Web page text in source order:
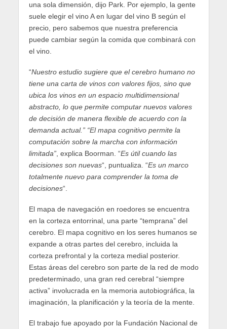
una sola dimensión, dijo Park. Por ejemplo, la gente
suele elegir el vino A en lugar del vino B según el
precio, pero sabemos que nuestra preferencia
puede cambiar según la comida que combinará con
el vino.
“Nuestro estudio sugiere que el cerebro humano no
tiene una carta de vinos con valores fijos, sino que
ubica los vinos en un espacio multidimensional
abstracto, lo que permite computar nuevos valores
de decisión de manera flexible de acuerdo con la
demanda actual.” “El mapa cognitivo permite la
computación sobre la marcha con información
limitada”, explica Boorman. “Es útil cuando las
decisiones son nuevas“, puntualiza. “Es un marco
totalmente nuevo para comprender la toma de
decisiones“.
El mapa de navegación en roedores se encuentra
en la corteza entorrinal, una parte “temprana” del
cerebro. El mapa cognitivo en los seres humanos se
expande a otras partes del cerebro, incluida la
corteza prefrontal y la corteza medial posterior.
Estas áreas del cerebro son parte de la red de modo
predeterminado, una gran red cerebral “siempre
activa” involucrada en la memoria autobiográfica, la
imaginación, la planificación y la teoría de la mente.
El trabajo fue apoyado por la Fundación Nacional de